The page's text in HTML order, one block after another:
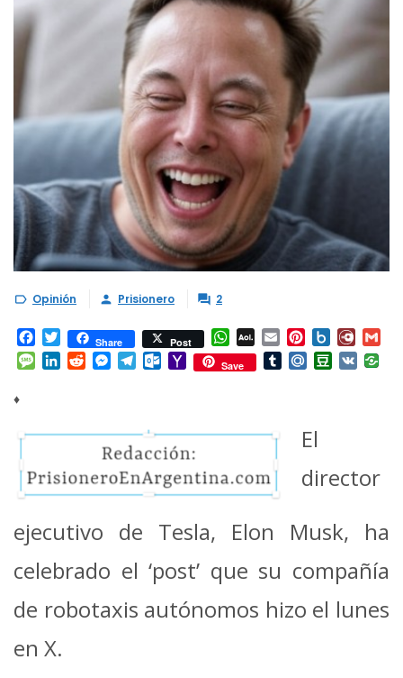
 Opinión  Prisionero  2
Facebook
TwitterShare Post WhatsApp
AOL
Mail
Email Pinterest
Box.net
Message
LinkedInRedditMessenger
TelegramOutlook.com
YahooSave TumblrMail.RuDouban
VK
♦
El
director
ejecutivo de Tesla, Elon Musk, ha
celebrado el ‘post’ que su compañía
de robotaxis autónomos hizo el lunes
en X.